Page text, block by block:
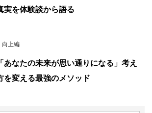
実を体験談から語る
向上編
「あなたの未来が思い通りになる」考え
を変える最強のメソッド